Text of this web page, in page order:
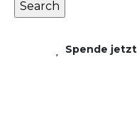
Spende jetzt